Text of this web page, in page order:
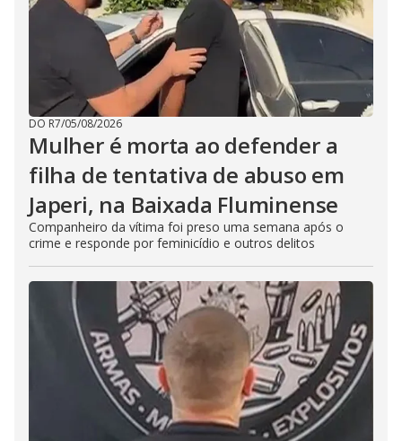
DO R7/05/08/2026
Mulher é morta ao defender a
filha de tentativa de abuso em
Japeri, na Baixada Fluminense
Companheiro da vítima foi preso uma semana após o
crime e responde por feminicídio e outros delitos